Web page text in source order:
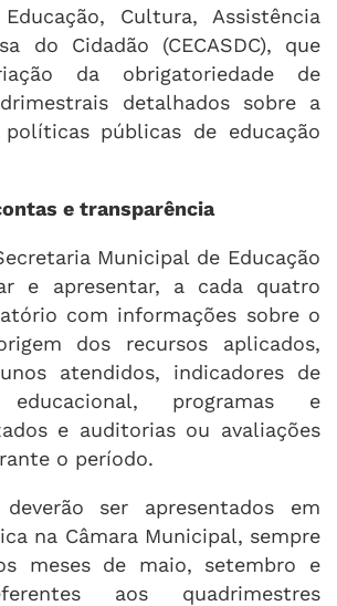
Cultura, Assistência
do Cidadão (CECASDC), que
da obrigatoriedade de
detalhados sobre a
políticas públicas de educação
e transparência
Municipal de Educação
e apresentar, a cada quatro
com informações sobre o
dos recursos aplicados,
atendidos, indicadores de
educacional, programas e
e auditorias ou avaliações
o período.
ser apresentados em
na Câmara Municipal, sempre
meses de maio, setembro e
aos quadrimestres